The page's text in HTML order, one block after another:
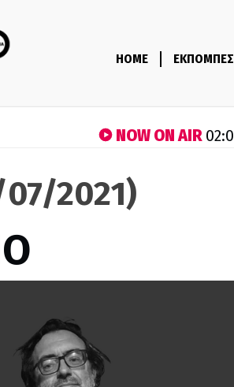
HOME ΕΚΠΟΜΠΕΣ
NOW ON AIR
2021)